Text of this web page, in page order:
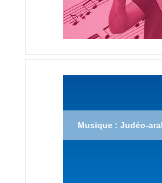
Musique : Judéo-